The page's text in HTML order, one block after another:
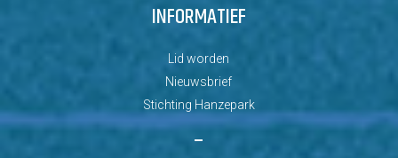
INFORMATIEF
Lid worden
Nieuwsbrief
Stichting Hanzepark
–